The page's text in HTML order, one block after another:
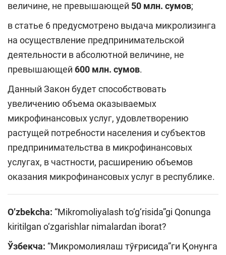
величине, не превышающей 50 млн. сумов;
в статье 6 предусмотрено выдача микролизинга
на осуществление предпринимательской
деятельности в абсолютной величине, не
превышающей 600 млн. сумов.
Данный Закон будет способствовать
увеличению объема оказываемых
микрофинансовых услуг, удовлетворению
растущей потребности населения и субъектов
предпринимательства в микрофинансовых
услугах, в частности, расширению объемов
оказания микрофинансовых услуг в республике.
O’zbekcha: “Mikromoliyalash to‘g‘risida”gi Qonunga
kiritilgan o‘zgarishlar nimalardan iborat?
Ўзбекча: “Микромолиялаш тўғрисида”ги Қонунга